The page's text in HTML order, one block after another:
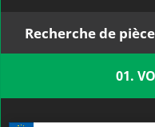
Recherche de
01.